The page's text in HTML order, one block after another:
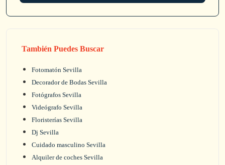
También Puedes Buscar
Fotomatón Sevilla
Decorador de Bodas Sevilla
Fotógrafos Sevilla
Videógrafo Sevilla
Floristerías Sevilla
Dj Sevilla
Cuidado masculino Sevilla
Alquiler de coches Sevilla